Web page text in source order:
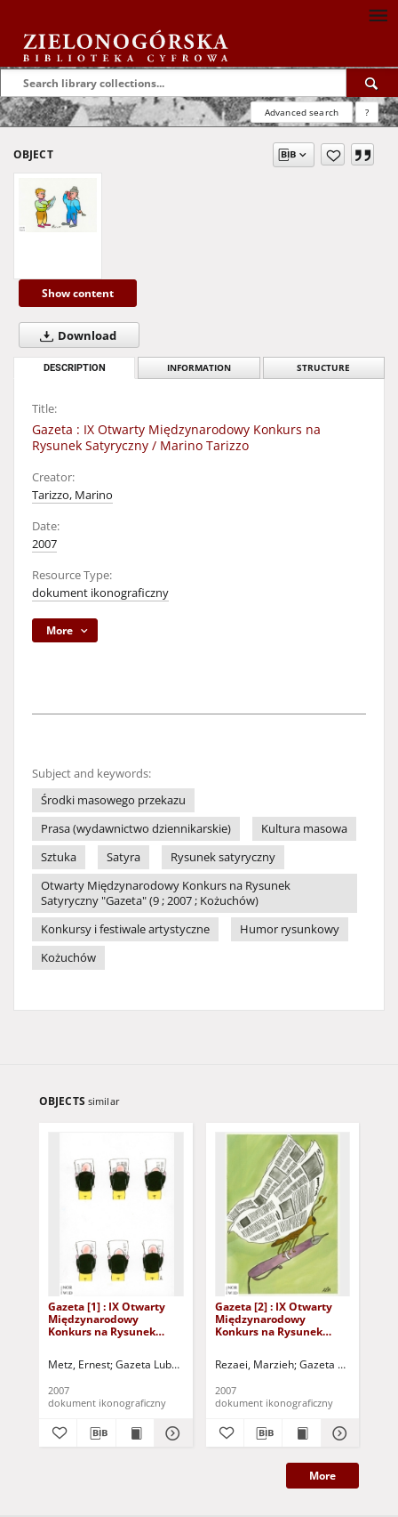
Advanced search ?
OBJECT
Show content
Download
DESCRIPTION INFORMATION STRUCTURE
Title:
Gazeta : IX Otwarty Międzynarodowy Konkurs na
Rysunek Satyryczny / Marino Tarizzo
Creator:
Tarizzo, Marino
Date:
2007
Resource Type:
dokument ikonograficzny
More
Subject and keywords:
Środki masowego przekazu
Prasa (wydawnictwo dziennikarskie)
Kultura masowa
Sztuka
Satyra
Rysunek satyryczny
Otwarty Międzynarodowy Konkurs na Rysunek
Satyryczny "Gazeta" (9 ; 2007 ; Kożuchów)
Konkursy i festiwale artystyczne
Humor rysunkowy
Kożuchów
OBJECTS similar
Gazeta [1] : IX Otwarty
Międzynarodowy
Konkurs na Rysunek
Metz, Ernest Gazeta Lubuska (Zielona Góra) Kożuchowski Ośrodek
2007
dokument ikonograficzny
Gazeta [2] : IX Otwarty
Międzynarodowy
Konkurs na Rysunek
Rezaei, Marzieh Gazeta Lubuska
2007
dokument ikonograficzny
More